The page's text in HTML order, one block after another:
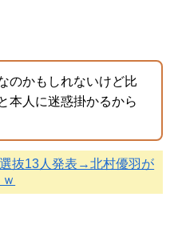
のかもしれないけど比
本人に迷惑掛かるから
選抜13人発表→北村優羽が